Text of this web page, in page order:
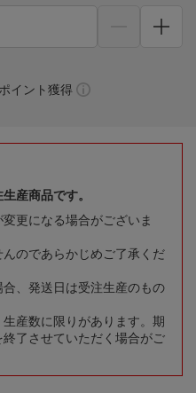
ポイント獲得
産商品です。
更になる場合がございま
のであらかじめご了承くだ
、発送日は受注生産のもの
産数に限りがあります。期
了させていただく場合がご